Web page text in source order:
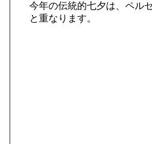
今年の伝統的七夕は、ペル
と重なります。